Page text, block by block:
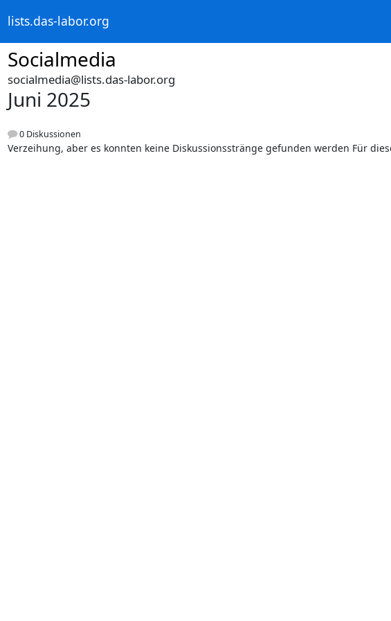
lists.das-labor.org
Socialmedia
socialmedia@lists.das-labor.org
Juni 2025
0 Diskussionen
Verzeihung, aber es konnten keine Diskussionsstränge gefunden werden Für